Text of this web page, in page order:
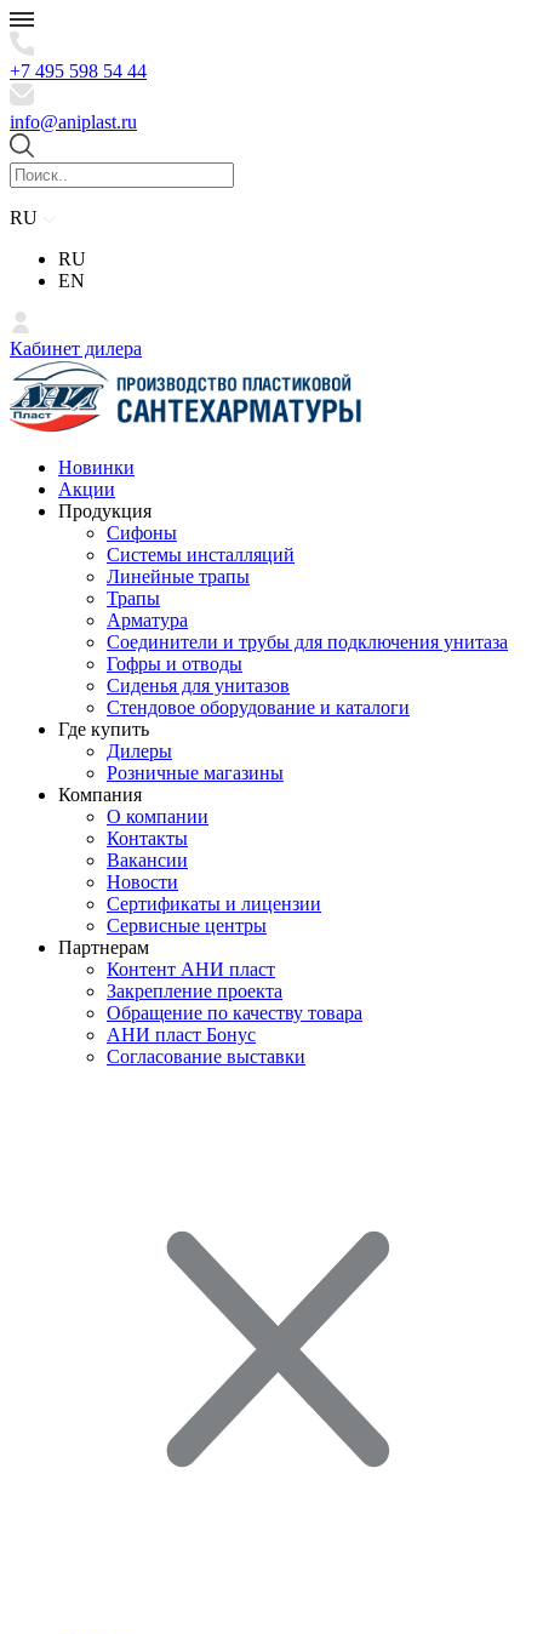
+7 495 598 54 44
info@aniplast.ru
RU
RU
EN
Кабинет дилера
Новинки
Акции
Продукция
Сифоны
Системы инсталляций
Линейные трапы
Трапы
Арматура
Соединители и трубы для подключения унитаза
Гофры и отводы
Сиденья для унитазов
Стендовое оборудование и каталоги
Где купить
Дилеры
Розничные магазины
Компания
О компании
Контакты
Вакансии
Новости
Сертификаты и лицензии
Сервисные центры
Партнерам
Контент АНИ пласт
Закрепление проекта
Обращение по качеству товара
АНИ пласт Бонус
Согласование выставки